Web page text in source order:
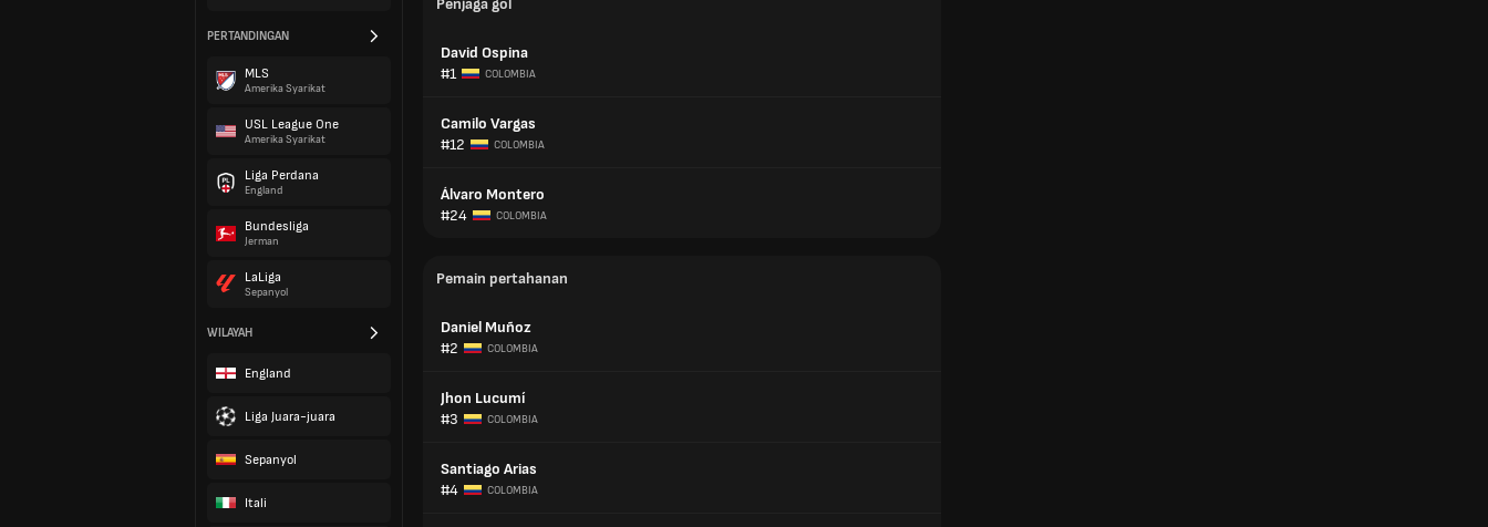
PERTANDINGAN
MLS
Amerika Syarikat
USL League One
Amerika Syarikat
Liga Perdana
England
Bundesliga
Jerman
LaLiga
Sepanyol
WILAYAH
England
Liga Juara-juara
Sepanyol
Itali
Penjaga gol
David Ospina
#1
COLOMBIA
Camilo Vargas
#12
COLOMBIA
Álvaro Montero
#24
COLOMBIA
Pemain pertahanan
Daniel Muñoz
#2
COLOMBIA
Jhon Lucumí
#3
COLOMBIA
Santiago Arias
#4
COLOMBIA